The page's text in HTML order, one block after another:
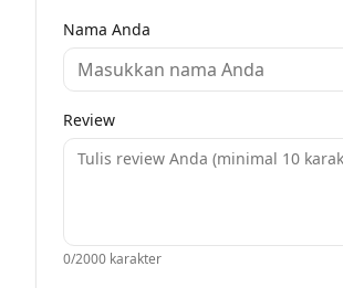
Nama Anda
Review
0/2000 karakter